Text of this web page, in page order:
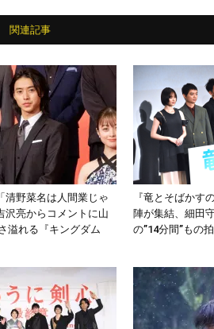
関連記事
清野菜名は人間業じゃ
沢亮からコメントに山
溢れる『キングダム
『竜とそばかす
陣が集結、細田
の”14分間”もの